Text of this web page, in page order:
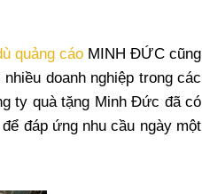
quảng cáo MINH ĐỨC cũng
doanh nghiệp trong các
ty quà tặng Minh Đức đã có
đáp ứng nhu cầu ngày một